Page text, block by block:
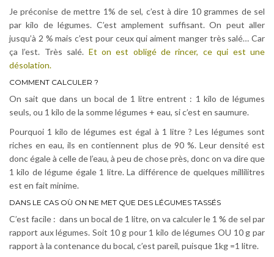
Je préconise de mettre 1% de sel, c’est à dire 10 grammes de sel
par kilo de légumes. C’est amplement suffisant. On peut aller
jusqu’à 2 % mais c’est pour ceux qui aiment manger très salé… Car
ça l’est. Très salé. Et on est obligé de rincer, ce qui est une
désolation.
COMMENT CALCULER ?
On sait que dans un bocal de 1 litre entrent : 1 kilo de légumes
seuls, ou 1 kilo de la somme légumes + eau, si c’est en saumure.
Pourquoi 1 kilo de légumes est égal à 1 litre ? Les légumes sont
riches en eau, ils en contiennent plus de 90 %. Leur densité est
donc égale à celle de l’eau, à peu de chose près, donc on va dire que
1 kilo de légume égale 1 litre. La différence de quelques millilitres
est en fait minime.
DANS LE CAS OÙ ON NE MET QUE DES LÉGUMES TASSÉS
C’est facile : dans un bocal de 1 litre, on va calculer le 1 % de sel par
rapport aux légumes. Soit 10 g pour 1 kilo de légumes OU 10 g par
rapport à la contenance du bocal, c’est pareil, puisque 1kg =1 litre.